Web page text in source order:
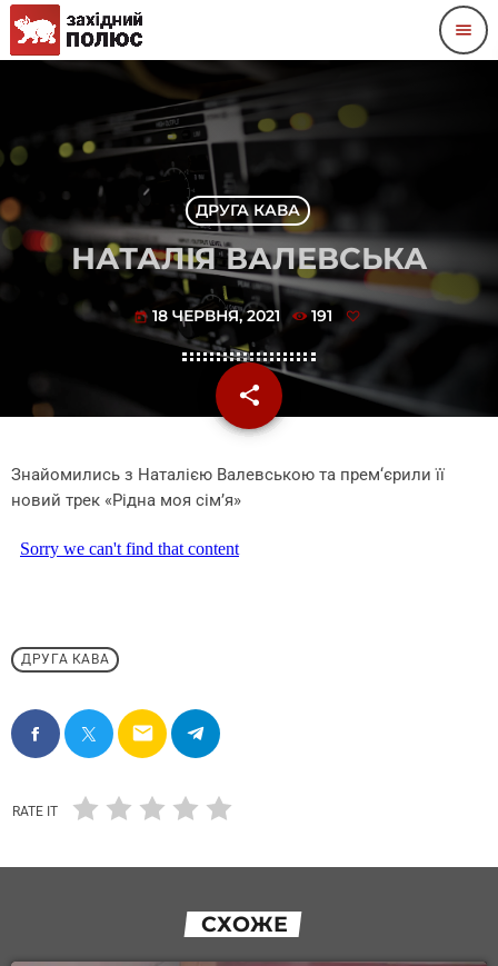
menu
ДРУГА КАВА
НАТАЛІЯ ВАЛЕВСЬКА
today 18 ЧЕРВНЯ, 2021 191
share
email
Знайомились з Наталією Валевською та прем‘єрили її
новий трек «Рідна моя сім’я»
ДРУГА КАВА
email
RATE IT
СХОЖЕ